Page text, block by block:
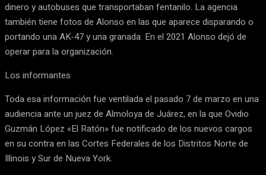
dinero y autobuses que transportaban fentanilo. La agencia
también tiene fotos de Alonso en las que aparece disparando o
portando una AK-47 y una granada. En el 2021 Alonso dejó de
operar para la organización.
Los informantes
Toda esa información fue ventilada el pasado 7 de marzo en una
audiencia ante un juez de Almoloya de Juárez, en la que Ovidio
Guzmán López «El Ratón» fue notificado de los nuevos cargos
en su contra en las Cortes Federales de los Distritos Norte de
Illinois y Sur de Nueva York.